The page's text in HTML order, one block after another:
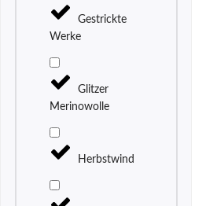
Gestrickte
Werke
Glitzer
Merinowolle
Herbstwind